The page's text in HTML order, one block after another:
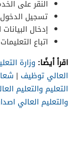
النقر على
تسجيل
إدخال
اتباع
اقرأ أيضًا: وزارة
العالي توظيف |
التعليم والتعليم
والتعليم العالي